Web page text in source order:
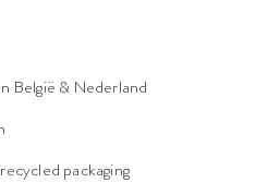
België & Nederland
packaging